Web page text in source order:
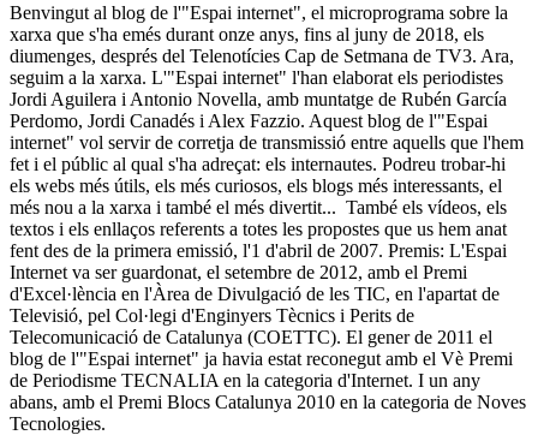
Benvingut al blog de l'"Espai internet", el microprograma sobre la
xarxa que s'ha emés durant onze anys, fins al juny de 2018, els
diumenges, després del Telenotícies Cap de Setmana de TV3. Ara,
seguim a la xarxa. L'"Espai internet" l'han elaborat els periodistes
Jordi Aguilera i Antonio Novella, amb muntatge de Rubén García
Perdomo, Jordi Canadés i Alex Fazzio. Aquest blog de l'"Espai
internet" vol servir de corretja de transmissió entre aquells que l'hem
fet i el públic al qual s'ha adreçat: els internautes. Podreu trobar-hi
els webs més útils, els més curiosos, els blogs més interessants, el
més nou a la xarxa i també el més divertit... També els vídeos, els
textos i els enllaços referents a totes les propostes que us hem anat
fent des de la primera emissió, l'1 d'abril de 2007. Premis: L'Espai
Internet va ser guardonat, el setembre de 2012, amb el Premi
d'Excel·lència en l'Àrea de Divulgació de les TIC, en l'apartat de
Televisió, pel Col·legi d'Enginyers Tècnics i Perits de
Telecomunicació de Catalunya (COETTC). El gener de 2011 el
blog de l'"Espai internet" ja havia estat reconegut amb el Vè Premi
de Periodisme TECNALIA en la categoria d'Internet. I un any
abans, amb el Premi Blocs Catalunya 2010 en la categoria de Noves
Tecnologies.